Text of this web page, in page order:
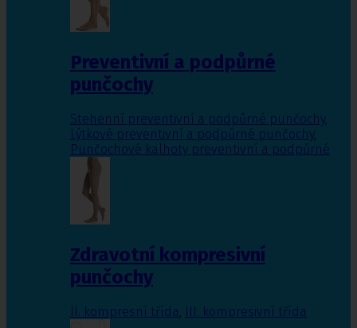
Preventivní a podpůrné
punčochy
Stehenní preventivní a podpůrné punčochy,
Lýtkové preventivní a podpůrné punčochy,
Punčochové kalhoty preventivní a podpůrné
Zdravotní kompresivní
punčochy
II. kompresní třída III. kompresivní třída